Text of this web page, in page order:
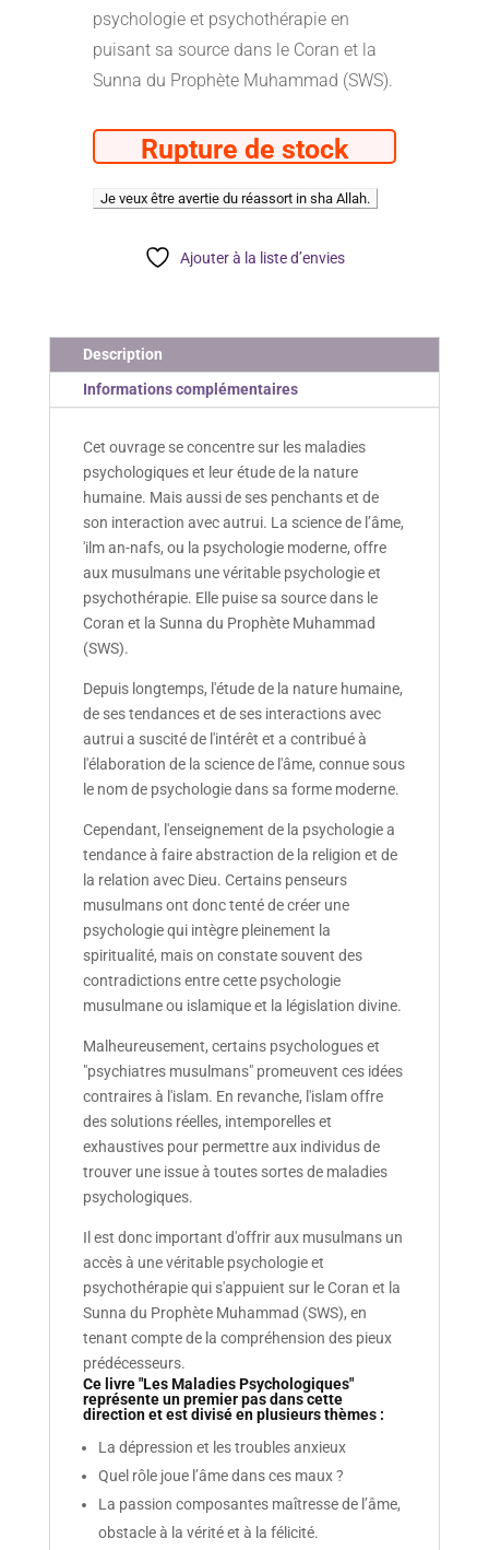
psychologie et psychothérapie en
puisant sa source dans le Coran et la
Sunna du Prophète Muhammad (SWS).
Rupture de stock
Ajouter à la liste d’envies
Description
Informations complémentaires
Cet ouvrage se concentre sur les maladies
psychologiques et leur étude de la nature
humaine. Mais aussi de ses penchants et de
son interaction avec autrui. La science de l’âme,
'ilm an-nafs, ou la psychologie moderne, offre
aux musulmans une véritable psychologie et
psychothérapie. Elle puise sa source dans le
Coran et la Sunna du Prophète Muhammad
(SWS).
Depuis longtemps, l'étude de la nature humaine,
de ses tendances et de ses interactions avec
autrui a suscité de l'intérêt et a contribué à
l'élaboration de la science de l'âme, connue sous
le nom de psychologie dans sa forme moderne.
Cependant, l'enseignement de la psychologie a
tendance à faire abstraction de la religion et de
la relation avec Dieu. Certains penseurs
musulmans ont donc tenté de créer une
psychologie qui intègre pleinement la
spiritualité, mais on constate souvent des
contradictions entre cette psychologie
musulmane ou islamique et la législation divine.
Malheureusement, certains psychologues et
"psychiatres musulmans" promeuvent ces idées
contraires à l'islam. En revanche, l'islam offre
des solutions réelles, intemporelles et
exhaustives pour permettre aux individus de
trouver une issue à toutes sortes de maladies
psychologiques.
Il est donc important d'offrir aux musulmans un
accès à une véritable psychologie et
psychothérapie qui s'appuient sur le Coran et la
Sunna du Prophète Muhammad (SWS), en
tenant compte de la compréhension des pieux
prédécesseurs.
Ce livre "Les Maladies Psychologiques"
représente un premier pas dans cette
direction et est divisé en plusieurs thèmes :
La dépression et les troubles anxieux
Quel rôle joue l’âme dans ces maux ?
La passion composantes maîtresse de l’âme,
obstacle à la vérité et à la félicité.